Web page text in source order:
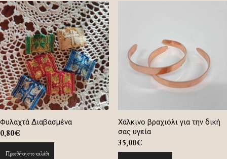
Φυλαχτά Διαβασμένα
0,80€
Προσθήκη στο καλάθι
Χάλκινο βραχιόλι για την δική
σας υγεία
35,00€